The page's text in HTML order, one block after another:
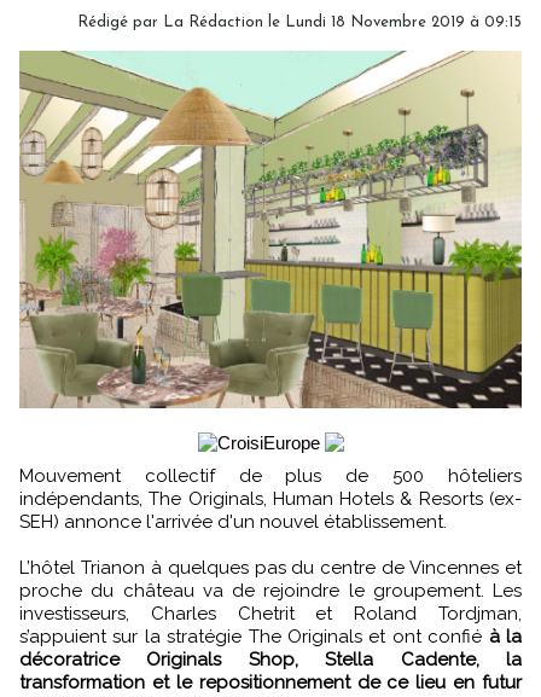
Rédigé par La Rédaction le Lundi 18 Novembre 2019 à 09:15
Mouvement collectif de plus de 500 hôteliers
indépendants, The Originals, Human Hotels & Resorts (ex-
SEH) annonce l'arrivée d'un nouvel établissement.
L’hôtel Trianon à quelques pas du centre de Vincennes et
proche du château va de rejoindre le groupement. Les
investisseurs, Charles Chetrit et Roland Tordjman,
s’appuient sur la stratégie The Originals et ont confié à la
décoratrice Originals Shop, Stella Cadente, la
transformation et le repositionnement de ce lieu en futur